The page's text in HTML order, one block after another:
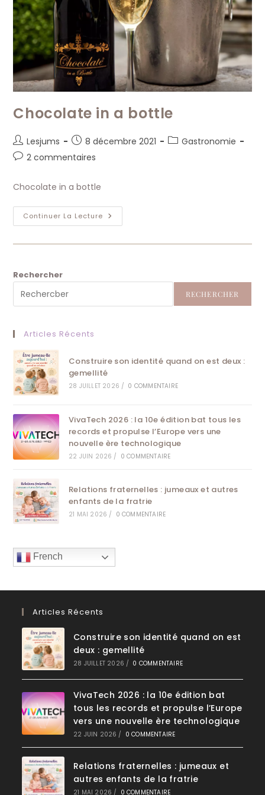
Chocolate in a bottle
Auteur/autrice
de
Lesjums
Publication
publiée :
8 décembre 2021
PostGastronomie
Commentaires
la
publication :
2 commentaires
Chocolate in a bottle
Continuer La Lecture Chocolate
In
Bottle
Rechercher
RECHERCHER
Articles Récents
Construire son identité quand on est deux :
gemellité
28 JUILLET 2026 / 0 COMMENTAIRE
VivaTech 2026 : la 10e édition bat tous les
records et propulse l’Europe vers une
nouvelle ère technologique
22 JUIN 2026 / 0 COMMENTAIRE
Relations fraternelles : jumeaux et autres
enfants de la fratrie
21 MAI 2026 / 0 COMMENTAIRE
French
Articles Récents
Construire son identité quand on est
deux : gemellité
28 JUILLET 2026 / 0 COMMENTAIRE
VivaTech 2026 : la 10e édition bat
tous les records et propulse l’Europe
vers une nouvelle ère technologique
22 JUIN 2026 / 0 COMMENTAIRE
Relations fraternelles : jumeaux et
autres enfants de la fratrie
21 MAI 2026 / 0 COMMENTAIRE